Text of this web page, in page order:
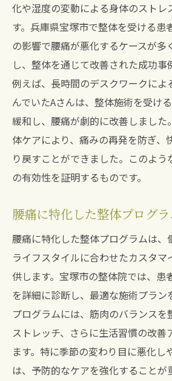
化や湿度の変動による身体のストレ
す。兵庫県宝塚市で整体を受ける患
の影響で腰痛が悪化するケースが多
し、整体を通じて改善された成功事
例えば、長時間のデスクワークによ
んでいたAさんは、整体施術を受け
緩和し、腰痛が劇的に改善しました
体ケアにより、痛みの再発を防ぎ、
り戻すことができました。このよ
の有効性を証明するものです。
腰痛に特化した整体プログ
腰痛に特化した整体プログラムは、
ライフスタイルに合わせたカスタマ
供します。宝塚市の整体院では、患
を詳細に診断し、最適な施術プラン
プログラムには、筋肉のバランスを
ストレッチ、さらに生活習慣の改善
ます。特に季節の変わり目に悪化し
は、予防的なケアを強化することが